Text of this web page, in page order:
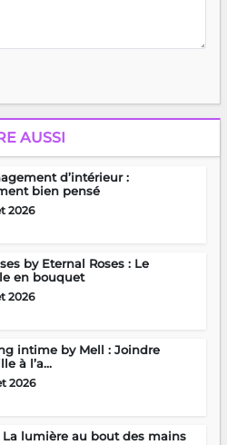
AUSSI
d’intérieur :
bien pensé
2026
by Eternal Roses : Le
en bouquet
2026
intime by Mell : Joindre
à l’a...
2026
La lumière au bout des mains